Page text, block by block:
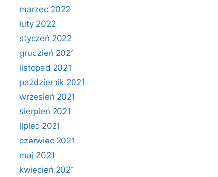
marzec 2022
luty 2022
styczeń 2022
grudzień 2021
listopad 2021
październik 2021
wrzesień 2021
sierpień 2021
lipiec 2021
czerwiec 2021
maj 2021
kwiecień 2021